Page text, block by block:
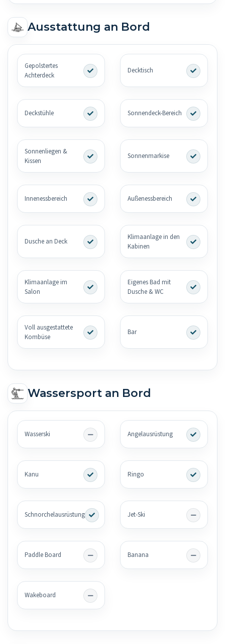
Ausstattung an Bord
Gepolstertes
Achterdeck
Decktisch
Deckstühle Sonnendeck-Bereich
Sonnenliegen &
Kissen
Sonnenmarkise
Innenessbereich Außenessbereich
Dusche an Deck
Klimaanlage in den
Kabinen
Klimaanlage im
Salon
Eigenes Bad mit
Dusche & WC
Voll ausgestattete
Kombüse
Bar
Wassersport an Bord
Wasserski Angelausrüstung
Kanu Ringo
Schnorchelausrüstung Jet-Ski
Paddle Board Banana
Wakeboard